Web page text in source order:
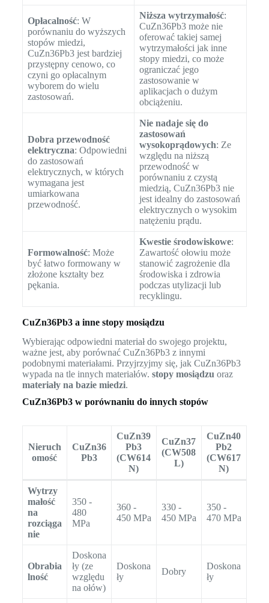
Opłacalność: W
porównaniu do wyższych
stopów miedzi,
CuZn36Pb3 jest bardziej
przystępny cenowo, co
czyni go opłacalnym
wyborem do wielu
zastosowań.
Niższa wytrzymałość:
CuZn36Pb3 może nie
oferować takiej samej
wytrzymałości jak inne
stopy miedzi, co może
ograniczać jego
zastosowanie w
aplikacjach o dużym
obciążeniu.
Dobra przewodność
elektryczna: Odpowiedni
do zastosowań
elektrycznych, w których
wymagana jest
umiarkowana
przewodność.
Nie nadaje się do
zastosowań
wysokoprądowych: Ze
względu na niższą
przewodność w
porównaniu z czystą
miedzią, CuZn36Pb3 nie
jest idealny do zastosowań
elektrycznych o wysokim
natężeniu prądu.
Formowalność: Może
być łatwo formowany w
złożone kształty bez
pękania.
Kwestie środowiskowe:
Zawartość ołowiu może
stanowić zagrożenie dla
środowiska i zdrowia
podczas utylizacji lub
recyklingu.
CuZn36Pb3 a inne stopy mosiądzu
Wybierając odpowiedni materiał do swojego projektu,
ważne jest, aby porównać CuZn36Pb3 z innymi
podobnymi materiałami. Przyjrzyjmy się, jak CuZn36Pb3
wypada na tle innych materiałów. stopy mosiądzuoraz
materiały na bazie miedzi.
CuZn36Pb3 w porównaniu do innych stopów
Nieruch
omość
CuZn36
Pb3
CuZn39
Pb3
(CW614
N)
CuZn37
(CW508
L)
CuZn40
Pb2
(CW617
N)
Wytrzy
małość
na
rozciąga
nie
350 -
480
MPa
360 -
450 MPa
330 -
450 MPa
350 -
470 MPa
Obrabia
lność
Doskona
ły (ze
względu
na ołów)
Doskona
ły
Dobry
Doskona
ły